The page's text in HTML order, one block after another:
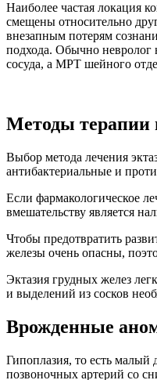
Наиболее частая локация
смещены относительно
внезапным потерям
подхода. Обычно невролог
сосуда, а МРТ шейного
Методы терапии
Выбор метода лечения
антибактериальные и
Если фармакологическое
вмешательству является
Чтобы предотвратить
железы очень опасны,
Эктазия грудных желез
и выделений из сосков
Врожденные
Гипоплазия, то есть малый
позвоночных артерий со